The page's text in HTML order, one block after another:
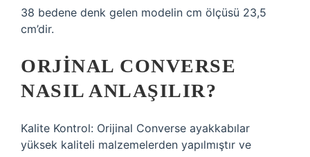
38 bedene denk gelen modelin cm ölçüsü 23,5
cm’dir.
ORJINAL CONVERSE
NASIL ANLAŞILIR?
Kalite Kontrol: Orijinal Converse ayakkabılar
yüksek kaliteli malzemelerden yapılmıştır ve